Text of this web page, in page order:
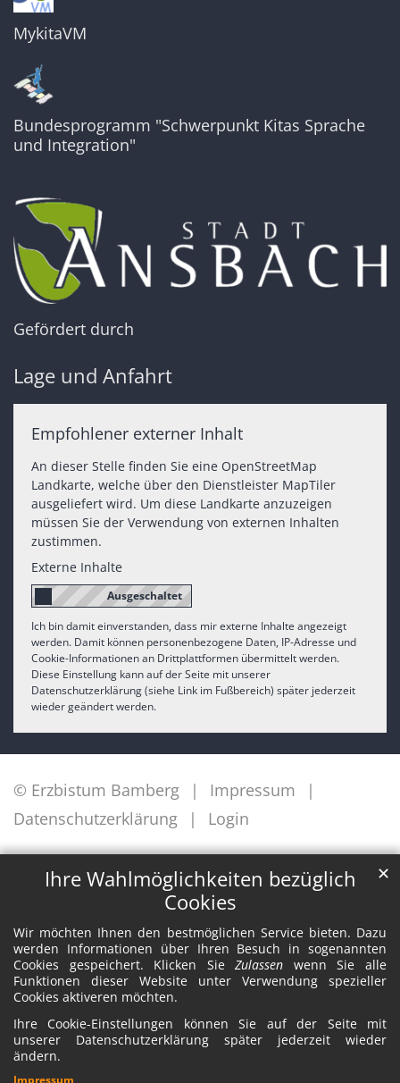
Ihre Wahlmöglichkeiten bezüglich
Cookies
Wir möchten Ihnen den bestmöglichen Service bieten. Dazu
werden Informationen über Ihren Besuch in sogenannten
Cookies gespeichert. Klicken SieZulassen wenn Sie alle
Funktionen dieser Website unter Verwendung spezieller
Cookies aktiveren möchten.
Ihre Cookie-Einstellungen können Sie auf der Seite mit
unserer Datenschutzerklärung später jederzeit wieder
ändern.
✕
MykitaVM
Bundesprogramm "Schwerpunkt Kitas Sprache
und Integration"
Gefördert durch
Lage und Anfahrt
Empfohlener externer Inhalt
An dieser Stelle finden Sie eine OpenStreetMap
Landkarte, welche über den Dienstleister MapTiler
ausgeliefert wird. Um diese Landkarte anzuzeigen
müssen Sie der Verwendung von externen Inhalten
zustimmen.
Externe Inhalte
Ich bin damit einverstanden, dass mir externe Inhalte angezeigt
werden. Damit können personenbezogene Daten, IP-Adresse und
Cookie-Informationen an Drittplattformen übermittelt werden.
Diese Einstellung kann auf der Seite mit unserer
Datenschutzerklärung (siehe Link im Fußbereich) später jederzeit
wieder geändert werden.
© Erzbistum Bamberg
Impressum
Datenschutzerklärung
Login